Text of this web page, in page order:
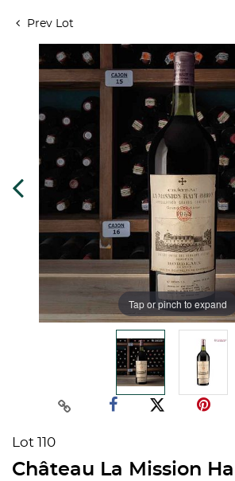
Prev Lot
Tap or pinch to expand
Lot 110
Château La Mission